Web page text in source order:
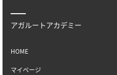
アガルートアカデミー
HOME
マイページ